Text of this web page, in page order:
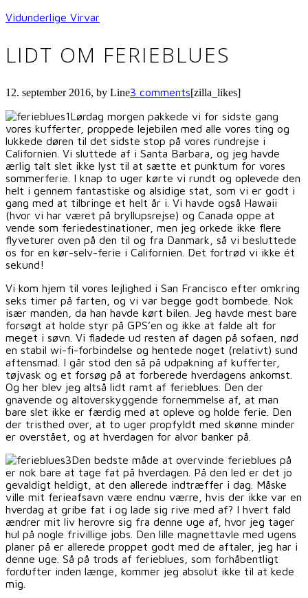
Vidunderlige Virvar
LIDT OM FERIEBLUES
12. september 2016, by Line3 comments[zilla_likes]
Lørdag morgen pakkede vi for sidste gang
vores kufferter, proppede lejebilen med alle vores ting og
lukkede døren til det sidste stop på vores rundrejse i
Californien. Vi sluttede af i Santa Barbara, og jeg havde
ærlig talt slet ikke lyst til at sætte et punktum for vores
sommerferie. I knap to uger kørte vi rundt og oplevede den
helt i gennem fantastiske og alsidige stat, som vi er godt i
gang med at tilbringe et helt år i. Vi havde også Hawaii
(hvor vi har været på bryllupsrejse) og Canada oppe at
vende som feriedestinationer, men jeg orkede ikke flere
flyveturer oven på den til og fra Danmark, så vi besluttede
os for en kør-selv-ferie i Californien. Det fortrød vi ikke ét
sekund!
Vi kom hjem til vores lejlighed i San Francisco efter omkring
seks timer på farten, og vi var begge godt bombede. Nok
især manden, da han havde kørt bilen. Jeg havde mest bare
forsøgt at holde styr på GPS’en og ikke at falde alt for
meget i søvn. Vi fladede ud resten af dagen på sofaen, nød
en stabil wi-fi-forbindelse og hentede noget (relativt) sund
aftensmad. I går stod den så på udpakning af kufferter,
tøjvask og et forsøg på at forberede hverdagens ankomst.
Og her blev jeg altså lidt ramt af ferieblues. Den der
gnavende og altoverskyggende fornemmelse af, at man
bare slet ikke er færdig med at opleve og holde ferie. Den
der tristhed over, at to uger propfyldt med skønne minder
er overstået, og at hverdagen for alvor banker på.
Den bedste måde at overvinde ferieblues på
er nok bare at tage fat på hverdagen. På den led er det jo
gevaldigt heldigt, at den allerede indtræffer i dag. Måske
ville mit ferieafsavn være endnu værre, hvis der ikke var en
hverdag at gribe fat i og lade sig rive med af? I hvert fald
ændrer mit liv herovre sig fra denne uge af, hvor jeg tager
hul på nogle frivillige jobs. Den lille magnettavle med ugens
planer på er allerede proppet godt med de aftaler, jeg har i
denne uge. Så på trods af ferieblues, som forhåbentligt
fordufter inden længe, kommer jeg absolut ikke til at kede
mig.